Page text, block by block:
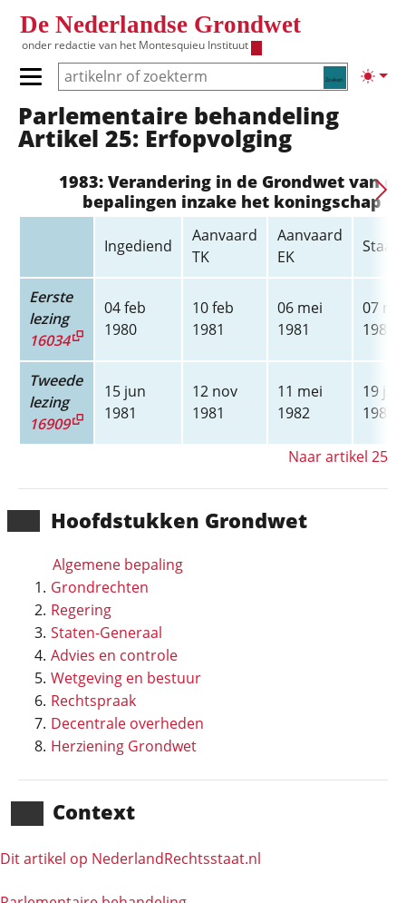
De Nederlandse Grondwet
onder redactie van het Montesquieu Instituut
Zoeken
Primair menu tonen/verbergen
Hoofdnavigatie
Hoofd­stukken Grondwet
Algemene bepaling
Grondrechten
Regering
Staten-Generaal
Advies en controle
Wetgeving en bestuur
Rechtspraak
Decentrale overheden
Herziening Grondwet
Context
Dit artikel op NederlandRechts­staat.nl
Parlementaire behandeling
Artikel 25: Erfopvolging
1983: Verandering in de Grondwet van de
bepalingen inzake het koningschap
Ingediend
Aanvaard
TK
Aanvaard
EK
Eerste
lezing
16034
04 feb
1980
10 feb
1981
06 mei
1981
07
1981
Tweede
lezing
16909
15 jun
1981
12 nov
1981
11 mei
1982
19 jan
1983
Naar artikel 25